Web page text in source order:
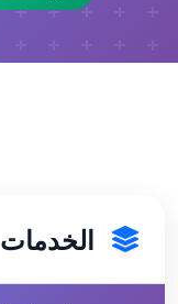
الخدمات